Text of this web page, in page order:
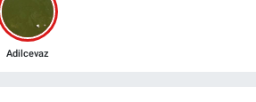
Adilcevaz
Haritası
Durumu ve Fikstür